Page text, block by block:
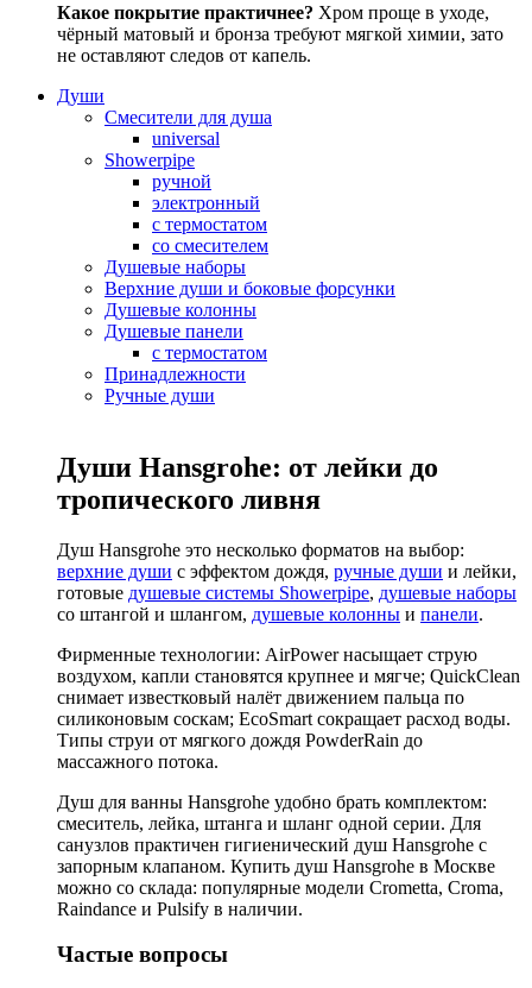
Какое покрытие практичнее? Хром проще в уходе,
чёрный матовый и бронза требуют мягкой химии, зато
не оставляют следов от капель.
Души
Смесители для душа
universal
Showerpipe
ручной
электронный
с термостатом
со смесителем
Душевые наборы
Верхние души и боковые форсунки
Душевые колонны
Душевые панели
с термостатом
Принадлежности
Ручные души
Души Hansgrohe: от лейки до
тропического ливня
Душ Hansgrohe это несколько форматов на выбор:
верхние души с эффектом дождя, ручные души и лейки,
готовые душевые системы Showerpipe, душевые наборы
со штангой и шлангом, душевые колонны и панели.
Фирменные технологии: AirPower насыщает струю
воздухом, капли становятся крупнее и мягче; QuickClean
снимает известковый налёт движением пальца по
силиконовым соскам; EcoSmart сокращает расход воды.
Типы струи от мягкого дождя PowderRain до
массажного потока.
Душ для ванны Hansgrohe удобно брать комплектом:
смеситель, лейка, штанга и шланг одной серии. Для
санузлов практичен гигиенический душ Hansgrohe с
запорным клапаном. Купить душ Hansgrohe в Москве
можно со склада: популярные модели Crometta, Croma,
Raindance и Pulsify в наличии.
Частые вопросы